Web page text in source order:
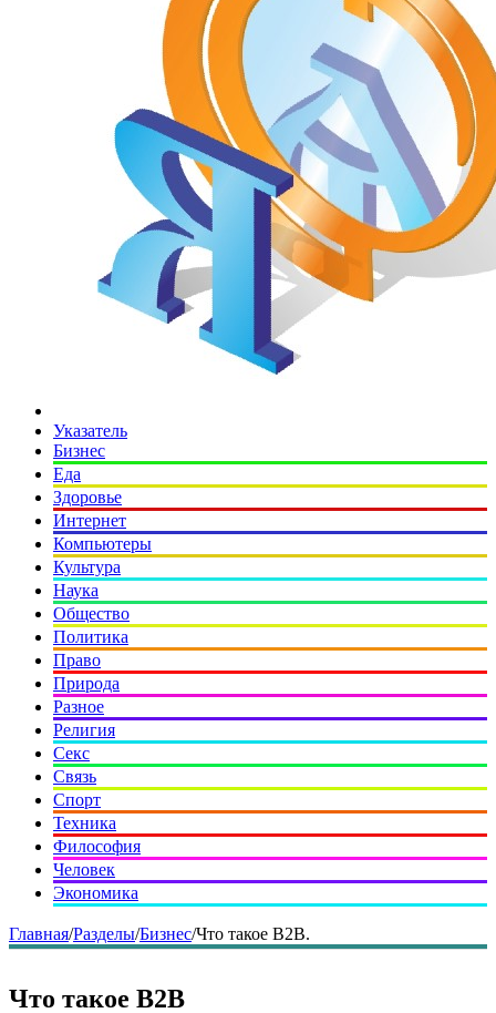
Указатель
Бизнес
Еда
Здоровье
Интернет
Компьютеры
Культура
Наука
Общество
Политика
Право
Природа
Разное
Религия
Секс
Связь
Спорт
Техника
Философия
Человек
Экономика
Главная/Разделы/Бизнес/Что такое B2B.
Что такое B2B